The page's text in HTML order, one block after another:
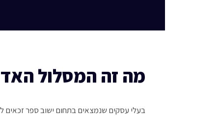
מה זה המסלול
בעלי עסקים שנמצאים בתחום ישוב ספר זכאים